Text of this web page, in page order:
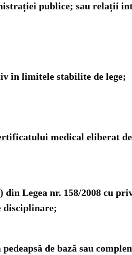
publice; sau relații
în limitele stabilite de lege;
medical eliberat
Legea nr. 158/2008 cu
disciplinare;
de bază sau